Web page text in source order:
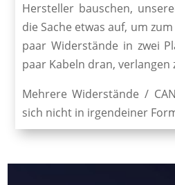
Hersteller bauschen,
die Sache etwas auf, um
paar Widerstände in zwei
paar Kabeln dran, verlangen
Mehrere Widerstände /
sich nicht in irgendeiner